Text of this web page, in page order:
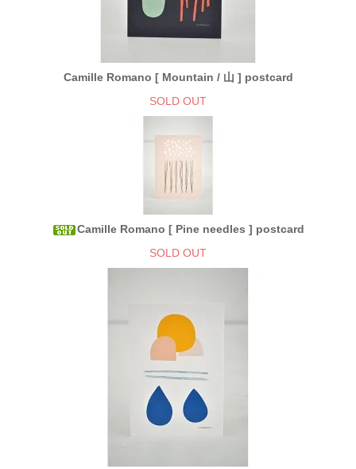
Camille Romano [ Mountain / 山 ] postcard
SOLD OUT
Camille Romano [ Pine needles ] postcard
SOLD OUT